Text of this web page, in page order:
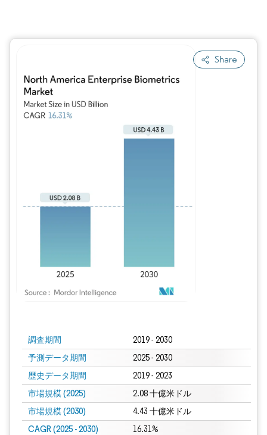
Share
調査期間 2019 - 2030
予測データ期間 2025 - 2030
歴史データ期間 2019 - 2023
市場規模 (2025) 2.08 十億米ドル
市場規模 (2030) 4.43 十億米ドル
CAGR (2025 - 2030) 16.31%